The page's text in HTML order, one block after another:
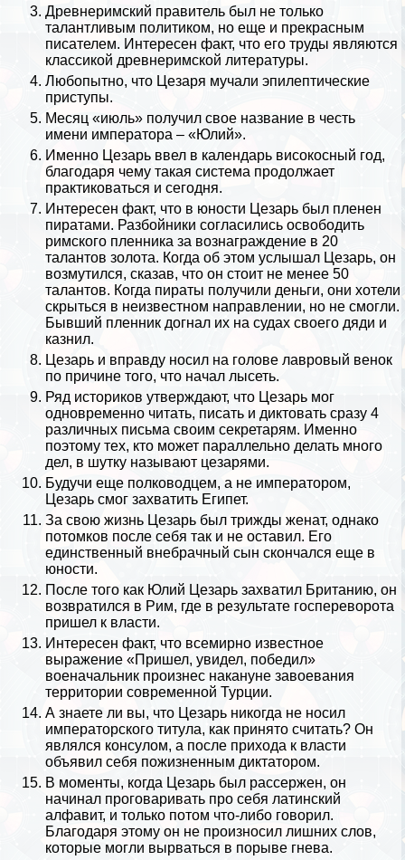
Древнеримский правитель был не только
талантливым политиком, но еще и прекрасным
писателем. Интересен факт, что его труды являются
классикой древнеримской литературы.
Любопытно, что Цезаря мучали эпилептические
приступы.
Месяц «июль» получил свое название в честь
имени императора – «Юлий».
Именно Цезарь ввел в календарь високосный год,
благодаря чему такая система продолжает
пpaктиковаться и сегодня.
Интересен факт, что в юности Цезарь был пленен
пиратами. Разбойники согласились освободить
римского пленника за вознаграждение в 20
талантов золота. Когда об этом услышал Цезарь, он
возмутился, сказав, что он стоит не менее 50
талантов. Когда пираты получили деньги, они хотели
скрыться в неизвестном направлении, но не смогли.
Бывший пленник догнал их на судах своего дяди и
казнил.
Цезарь и вправду носил на голове лавровый венок
по причине того, что начал лысеть.
Ряд историков утверждают, что Цезарь мог
одновременно читать, писать и диктовать сразу 4
различных письма своим секретарям. Именно
поэтому тех, кто может параллельно делать много
дел, в шутку называют цезарями.
Будучи еще полководцем, а не императором,
Цезарь смог захватить Египет.
За свою жизнь Цезарь был трижды женат, однако
потомков после себя так и не оставил. Его
единственный внебрачный сын скончался еще в
юности.
После того как Юлий Цезарь захватил Британию, он
возвратился в Рим, где в результате госпереворота
пришел к власти.
Интересен факт, что всемирно известное
выражение «Пришел, увидел, победил»
военачальник произнес накануне завоевания
территории современной Турции.
А знаете ли вы, что Цезарь никогда не носил
императорского титула, как принято считать? Он
являлся консулом, а после прихода к власти
объявил себя пожизненным диктатором.
В моменты, когда Цезарь был рассержен, он
начинал проговаривать про себя латинский
алфавит, и только потом что-либо говорил.
Благодаря этому он не произносил лишних слов,
которые могли вырваться в порыве гнева.